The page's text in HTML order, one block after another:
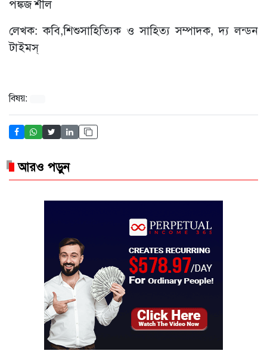
পঙ্কজ শীল
লেখক: কবি,শিশুসাহিত্যিক ও সাহিত্য সম্পাদক, দ্য লন্ডন
টাইমস্
বিষয়:
আরও পড়ুন